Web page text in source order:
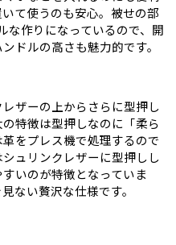
て使うのも安心。被せの部
な作りになっているので、開
ドルの高さも魅力的です。
ザーの上からさらに型押し
特徴は型押しなのに「柔ら
をプレス機で処理するので
ュリンクレザーに型押しし
いのが特徴となっていま
ない贅沢な仕様です。